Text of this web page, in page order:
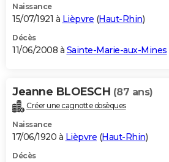
Naissance
15/07/1921 à Lièpvre (Haut-Rhin)
Décès
11/06/2008 à Sainte-Marie-aux-Mines
Jeanne BLOESCH (87 ans)
Créer une cagnotte obsèques
Naissance
17/06/1920 à Lièpvre (Haut-Rhin)
Décès